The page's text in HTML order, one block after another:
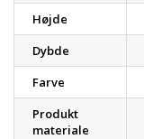
Højde
Dybde
Farve
Produkt
materiale